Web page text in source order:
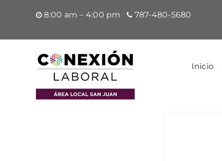
8:00 am – 4:00 pm 787-480-5680
Inicio